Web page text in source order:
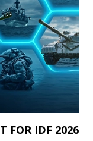
FOR IDF 2026